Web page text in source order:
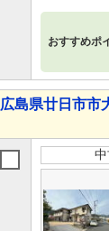
おすすめポ
広島県廿日市市